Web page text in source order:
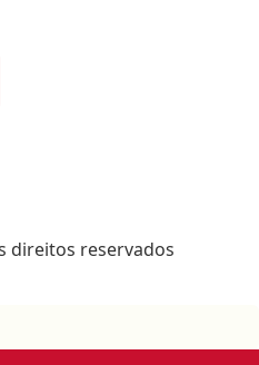
direitos reservados